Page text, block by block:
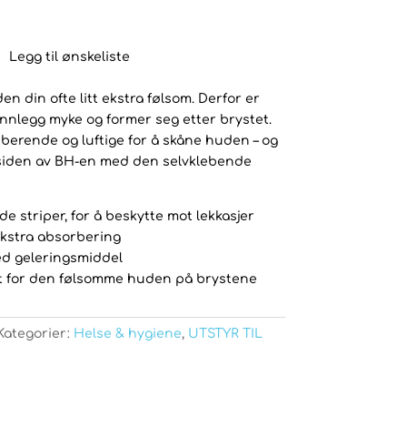
Legg til ønskeliste
din ofte litt ekstra følsom. Derfor er
myke og former seg etter brystet.
og luftige for å skåne huden – og
av BH-en med den selvklebende
striper, for å beskytte mot lekkasjer
absorbering
geleringsmiddel
for den følsomme huden på brystene
Helse & hygiene, UTSTYR TIL